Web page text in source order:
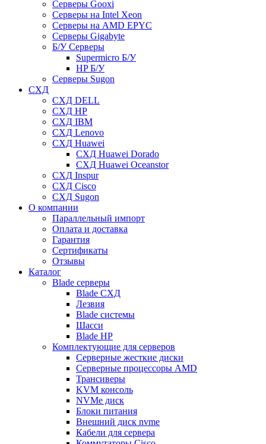
Серверы Gooxi
Серверы на Intel Xeon
Серверы на AMD EPYC
Серверы Gigabyte
Б/У Серверы
Supermicro Б/У
HP Б/У
Серверы Sugon
СХД
СХД DELL
СХД HP
СХД IBM
СХД Lenovo
СХД Huawei
СХД Huawei Dorado
СХД Huawei Oceanstor
СХД Inspur
СХД Cisco
СХД Sugon
О компании
Параллельный импорт
Оплата и доставка
Гарантия
Сертификаты
Отзывы
Каталог
Blade серверы
Blade СХД
Лезвия
Blade системы
Шасси
Blade HP
Комплектующие для серверов
Серверные жесткие диски
Серверные процессоры AMD
Трансиверы
KVM консоль
NVMe диск
Блоки питания
Внешний диск nvme
Кабели для сервера